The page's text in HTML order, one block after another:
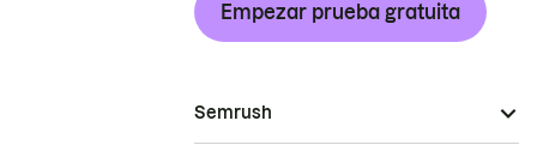
Empezar prueba gratuita
Semrush